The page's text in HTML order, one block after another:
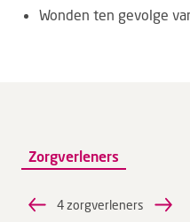
Wonden ten gevolge
Zorgverleners
4 zorgverleners